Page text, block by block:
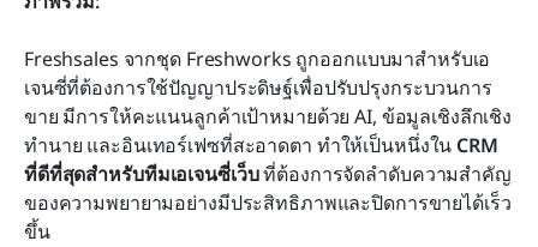
Freshsales จากชุด Freshworks ถูกออกแบบมาสำหรับเอ
เจนซี่ที่ต้องการใช้ปัญญาประดิษฐ์เพื่อปรับปรุงกระบวนการ
ขาย มีการให้คะแนนลูกค้าเป้าหมายด้วย AI, ข้อมูลเชิงลึกเชิง
ทำนาย และอินเทอร์เฟซที่สะอาดตา ทำให้เป็นหนึ่งใน CRM
ที่ดีที่สุดสำหรับทีมเอเจนซี่เว็บ ที่ต้องการจัดลำดับความสำคัญ
ของความพยายามอย่างมีประสิทธิภาพและปิดการขายได้เร็ว
ขึ้น